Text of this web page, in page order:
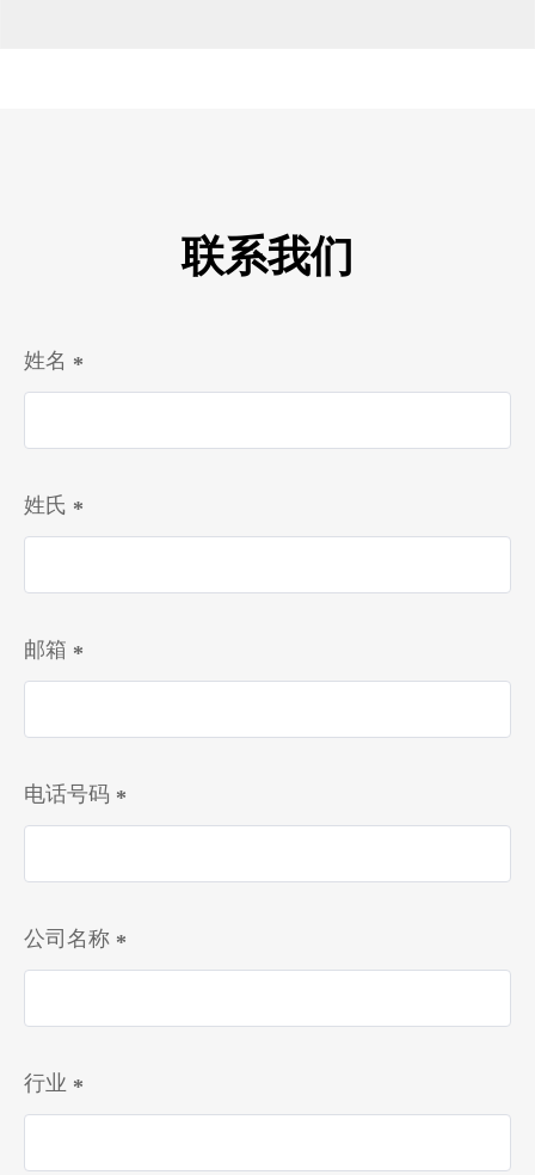
联系我们
姓名
姓氏
邮箱
电话号码
公司名称
行业